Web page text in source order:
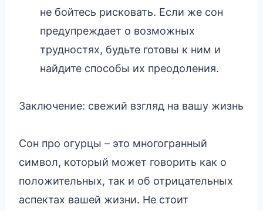
не бойтесь рисковать. Если же сон
предупреждает о возможных
трудностях, будьте готовы к ним и
найдите способы их преодоления.
Заключение: свежий взгляд на вашу жизнь
Сон про огурцы – это многогранный
символ, который может говорить как о
положительных, так и об отрицательных
аспектах вашей жизни. Не стоит